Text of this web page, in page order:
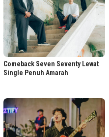
Comeback Seven Seventy Lewat
Single Penuh Amarah